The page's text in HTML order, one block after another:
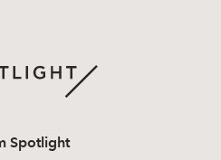
Spotlight